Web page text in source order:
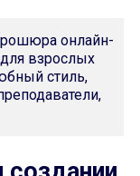
онлайн-
для взрослых
стиль,